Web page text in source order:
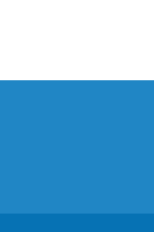
therapy,
for
in zebrafish
fresh
that the cells